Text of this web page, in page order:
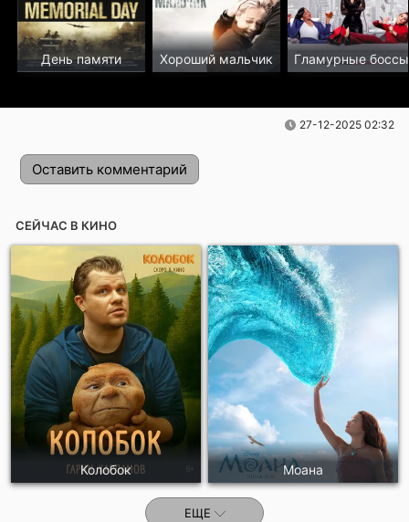
День памяти Хороший мальчик Гламурные боссы
27-12-2025 02:32
Оставить комментарий
Отправить!
СЕЙЧАС В КИНО
Колобок Моана
ЕЩЕ